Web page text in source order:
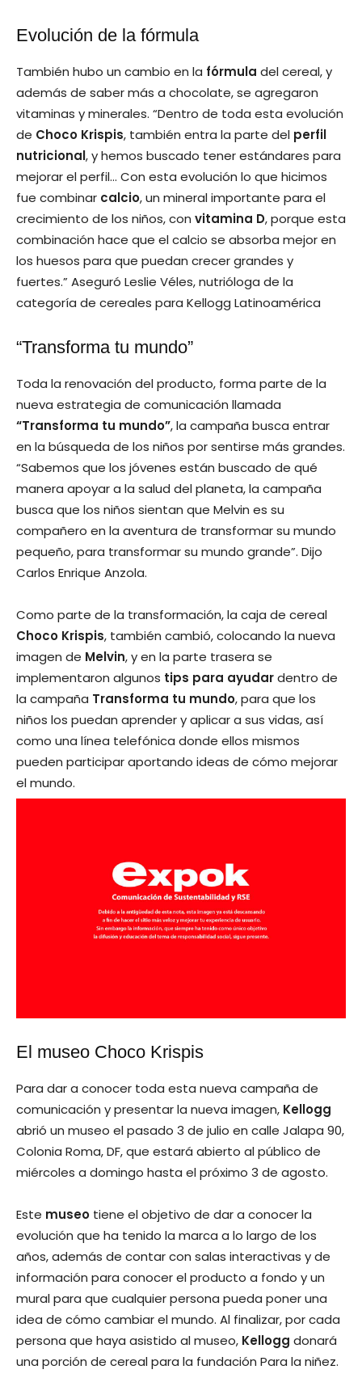
Evolución de la fórmula
También hubo un cambio en la fórmula del cereal, y
además de saber más a chocolate, se agregaron
vitaminas y minerales. “Dentro de toda esta evolución
de Choco Krispis, también entra la parte del perfil
nutricional, y hemos buscado tener estándares para
mejorar el perfil… Con esta evolución lo que hicimos
fue combinar calcio, un mineral importante para el
crecimiento de los niños, con vitamina D, porque esta
combinación hace que el calcio se absorba mejor en
los huesos para que puedan crecer grandes y
fuertes.” Aseguró Leslie Véles, nutrióloga de la
categoría de cereales para Kellogg Latinoamérica
“Transforma tu mundo”
Toda la renovación del producto, forma parte de la
nueva estrategia de comunicación llamada
“Transforma tu mundo”, la campaña busca entrar
en la búsqueda de los niños por sentirse más grandes.
“Sabemos que los jóvenes están buscado de qué
manera apoyar a la salud del planeta, la campaña
busca que los niños sientan que Melvin es su
compañero en la aventura de transformar su mundo
pequeño, para transformar su mundo grande”. Dijo
Carlos Enrique Anzola.
Como parte de la transformación, la caja de cereal
Choco Krispis, también cambió, colocando la nueva
imagen de Melvin, y en la parte trasera se
implementaron algunos tips para ayudardentro de
la campaña Transforma tu mundo, para que los
niños los puedan aprender y aplicar a sus vidas, así
como una línea telefónica donde ellos mismos
pueden participar aportando ideas de cómo mejorar
el mundo.
El museo Choco Krispis
Para dar a conocer toda esta nueva campaña de
comunicación y presentar la nueva imagen, Kellogg
abrió un museo el pasado 3 de julio en calle Jalapa 90,
Colonia Roma, DF, que estará abierto al público de
miércoles a domingo hasta el próximo 3 de agosto.
Este museo tiene el objetivo de dar a conocer la
evolución que ha tenido la marca a lo largo de los
años, además de contar con salas interactivas y de
información para conocer el producto a fondo y un
mural para que cualquier persona pueda poner una
idea de cómo cambiar el mundo. Al finalizar, por cada
persona que haya asistido al museo, Kellogg donará
una porción de cereal para la fundación Para la niñez.